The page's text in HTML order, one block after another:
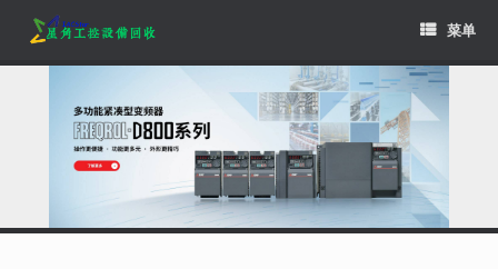
content
菜单